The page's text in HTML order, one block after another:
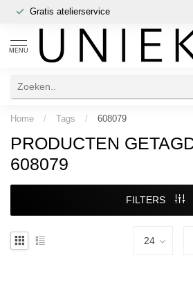
Gratis atelierservice
MENU
Home / Tags / 608079
PRODUCTEN
608079
FILTERS